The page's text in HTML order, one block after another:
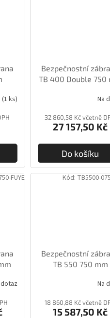
(1 ks)
Bezpečnostní
TB 400 Double 750
Na
32 860,58 Kč včetně
27 157,50 Kč
Do košíku
FUYE
Bezpečnostní
TB 550 750 mm
Na
18 860,88 Kč včetně
15 587,50 Kč
Kód: TB5500-